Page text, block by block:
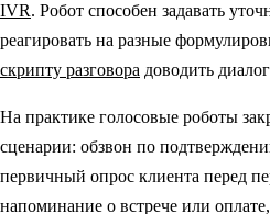
IVR. Робот способен задавать
реагировать на разные
скрипту разговора доводить
На практике голосовые роботы
сценарии: обзвон по
первичный опрос клиента перед
напоминание о встрече или